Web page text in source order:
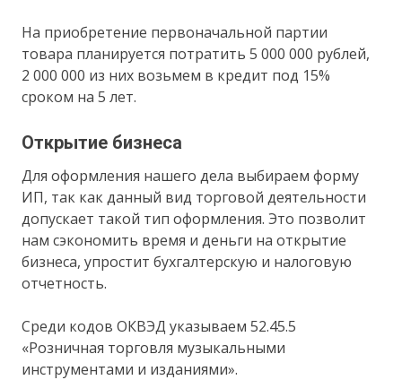
На приобретение первоначальной партии
товара планируется потратить 5 000 000 рублей,
2 000 000 из них возьмем в кредит под 15%
сроком на 5 лет.
Открытие бизнеса
Для оформления нашего дела выбираем форму
ИП, так как данный вид торговой деятельности
допускает такой тип оформления. Это позволит
нам сэкономить время и деньги на открытие
бизнеса, упростит бухгалтерскую и налоговую
отчетность.
Среди кодов ОКВЭД указываем 52.45.5
«Розничная торговля музыкальными
инструментами и изданиями».